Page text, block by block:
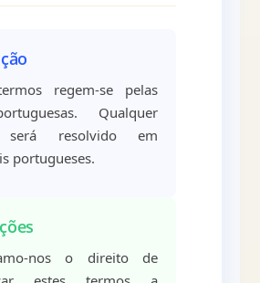
regem-se pelas
Qualquer
resolvido em
portugueses.
nos o direito de